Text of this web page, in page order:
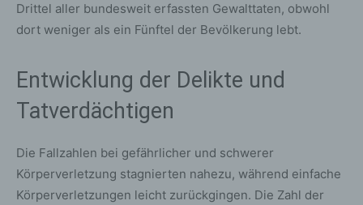
Drittel aller bundesweit erfassten Gewalttaten, obwohl
dort weniger als ein Fünftel der Bevölkerung lebt.
Entwicklung der Delikte und
Tatverdächtigen
Die Fallzahlen bei gefährlicher und schwerer
Körperverletzung stagnierten nahezu, während einfache
Körperverletzungen leicht zurückgingen. Die Zahl der